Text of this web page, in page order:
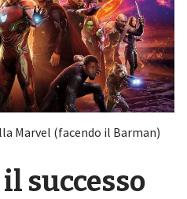
Marvel (facendo il Barman)
successo